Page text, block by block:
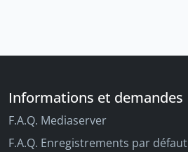
Informations et demandes
F.A.Q. Mediaserver
F.A.Q. Enregistrements par défaut